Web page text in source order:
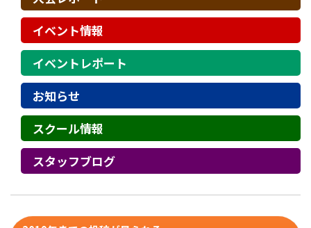
イベント情報
イベントレポート
お知らせ
スクール情報
スタッフブログ